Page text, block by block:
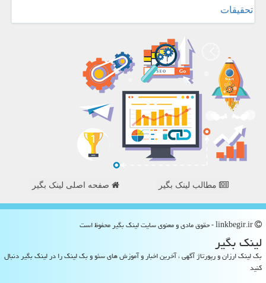
تحقیقات
مطالب لینک بگیر صفحه اصلی لینک بگیر
لینك بگیر
بک لینک ارزان و رپورتاژ آگهی ، آخرین اخبار و آموزش های سئو و بک لینک را در لینک بگیر دنبال
کنید